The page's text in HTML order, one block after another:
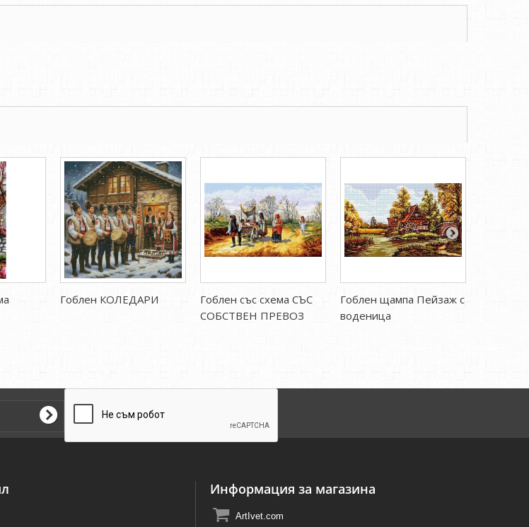
Гоблен КОЛЕДАРИ
Гоблен със схема СЪС
СОБСТВЕН ПРЕВОЗ
Гоблен щампа Пейзаж с
воденица
Информация за магазина
ArtIvet.com